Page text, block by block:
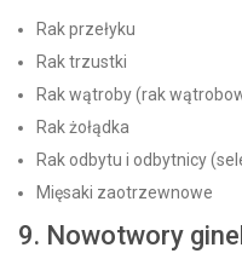
Rak przełyku
Rak trzustki
Rak wątroby (rak
Rak żołądka
Rak odbytu i odbytnicy
Mięsaki zaotrzewnowe
9. Nowotwory